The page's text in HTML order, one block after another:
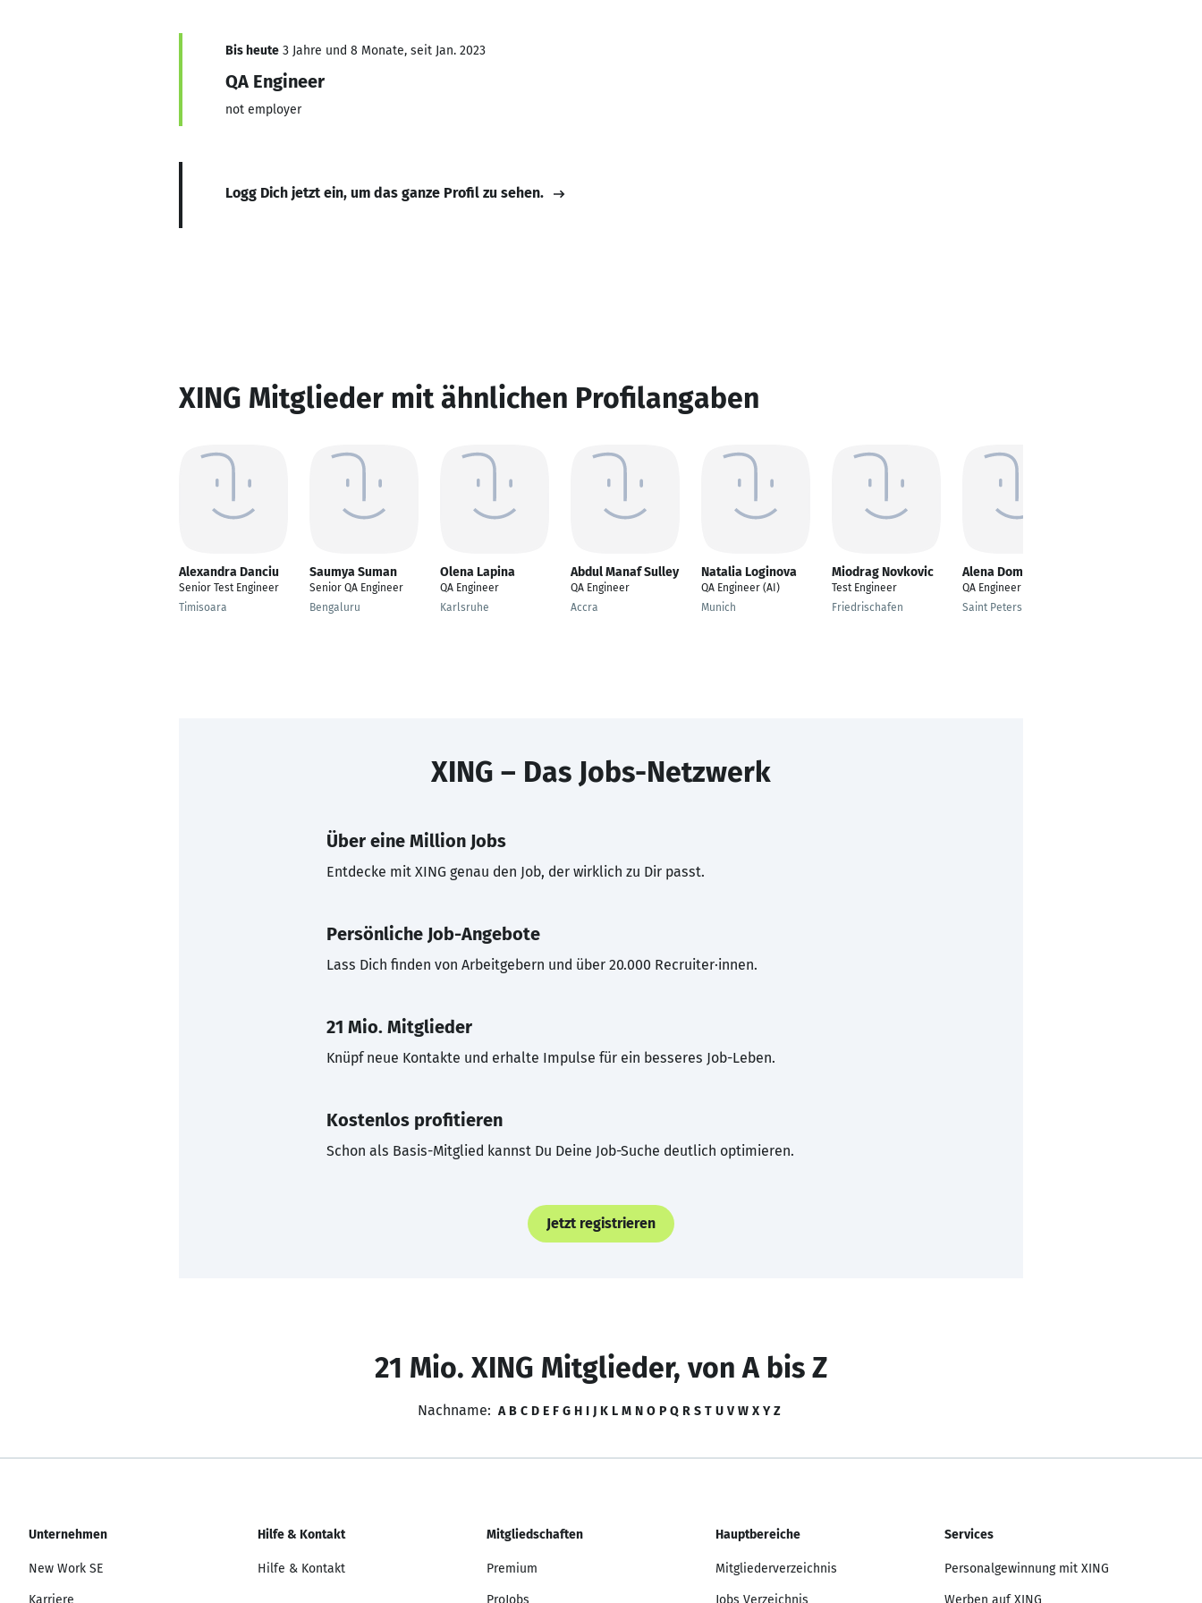
Bis heute 3 Jahre und 8 Monate, seit Jan. 2023
QA Engineer
not employer
Logg Dich jetzt ein, um das ganze Profil zu sehen.
XING Mitglieder mit ähnlichen Profilangaben
Alexandra Danciu
Senior Test Engineer
Timisoara
Saumya Suman
Senior QA Engineer
Bengaluru
Olena Lapina
QA Engineer
Karlsruhe
Abdul Manaf Sulley
QA Engineer
Accra
Natalia Loginova
QA Engineer (AI)
Munich
Miodrag Novkovic
Test Engineer
Friedrischafen
Alena Domanina
QA Engineer
Saint Petersburg
XING – Das Jobs-Netzwerk
Über eine Million Jobs
Entdecke mit XING genau den Job, der wirklich zu Dir passt.
Persönliche Job-Angebote
Lass Dich finden von Arbeitgebern und über 20.000 Recruiter·innen.
21 Mio. Mitglieder
Knüpf neue Kontakte und erhalte Impulse für ein besseres Job-Leben.
Kostenlos profitieren
Schon als Basis-Mitglied kannst Du Deine Job-Suche deutlich optimieren.
Jetzt registrieren
21 Mio. XING Mitglieder, von A bis Z
Nachname: A B C D E F G H I J K L M N O P Q R S T U V W X Y Z
Unternehmen
New Work SE
Karriere
Hilfe & Kontakt
Hilfe & Kontakt
Mitgliedschaften
Premium
ProJobs
Hauptbereiche
Mitgliederverzeichnis
Jobs Verzeichnis
Services
Personalgewinnung mit XING
Werben auf XING